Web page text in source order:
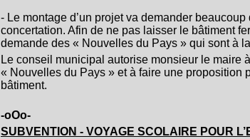
- Le montage d’un projet va demander
concertation. Afin de ne pas laisser le bâtiment
demande des « Nouvelles du Pays » qui sont à
Le conseil municipal autorise monsieur le maire
« Nouvelles du Pays » et à faire une proposition
bâtiment.
-oOo-
SUBVENTION - VOYAGE SCOLAIRE POUR